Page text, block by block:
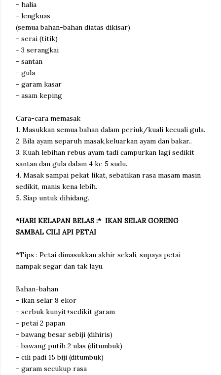
- halia
- lengkuas
(semua bahan-bahan diatas dikisar)
- serai (titik)
- 3 serangkai
- santan
- gula
- garam kasar
- asam keping
Cara-cara memasak
1. Masukkan semua bahan dalam periuk/kuali kecuali gula.
2. Bila ayam separuh masak,keluarkan ayam dan bakar..
3. Kuah lebihan rebus ayam tadi campurkan lagi sedikit
santan dan gula dalam 4 ke 5 sudu.
4. Masak sampai pekat likat, sebatikan rasa masam masin
sedikit, manis kena lebih.
5. Siap untuk dihidang.
*HARI KELAPAN BELAS :* IKAN SELAR GORENG
SAMBAL CILI API PETAI
*Tips : Petai dimasukkan akhir sekali, supaya petai
nampak segar dan tak layu.
Bahan-bahan
- ikan selar 8 ekor
- serbuk kunyit+sedikit garam
- petai 2 papan
- bawang besar sebiji (dihiris)
- bawang putih 2 ulas (ditumbuk)
- cili padi 15 biji (ditumbuk)
- garam secukup rasa